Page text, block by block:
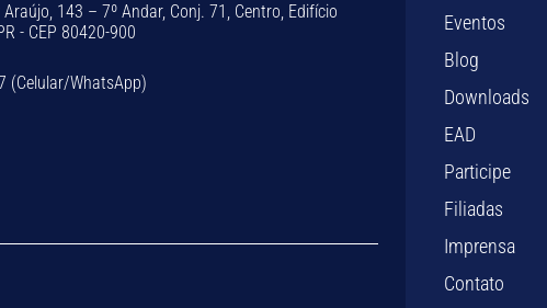
143 – 7º Andar, Conj. 71, Centro, Edifício
- CEP 80420-900
(Celular/WhatsApp)
Eventos
Blog
Downloads
EAD
Participe
Filiadas
Imprensa
Contato